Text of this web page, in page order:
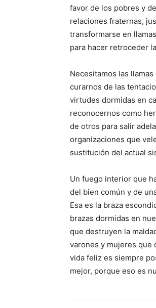
favor de los pobres y
relaciones fraternas,
transformarse en
para hacer retroceder
Necesitamos las
curarnos de las
virtudes dormidas en
reconocernos como
de otros para salir
organizaciones que
sustitución del actual
Un fuego interior que
del bien común y de
Esa es la braza
brazas dormidas en
que destruyen la
varones y mujeres que
vida feliz es siempre
mejor, porque eso es